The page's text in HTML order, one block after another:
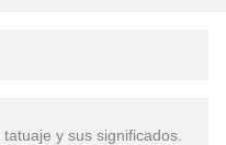
tatuaje y sus significados